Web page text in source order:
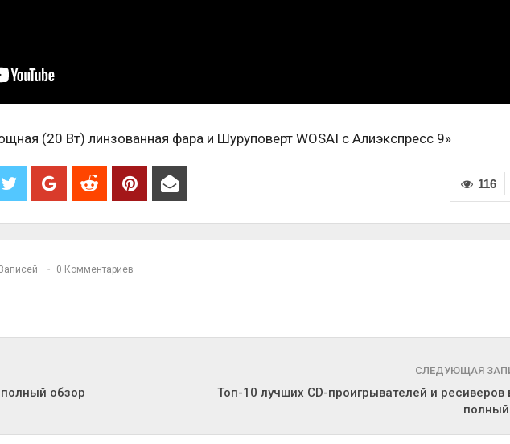
(20 Вт) линзованная фара и Шуруповерт WOSAI с Алиэкспресс 9»
116
0 Комментариев
обзор
СЛЕДУЮЩАЯ
Топ-10 лучших CD-проигрывателей и ресиверов